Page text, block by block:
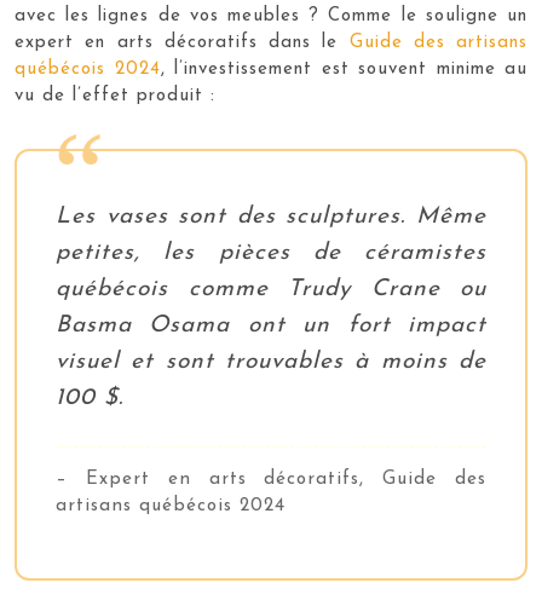
avec les lignes de vos meubles ? Comme le souligne un
expert en arts décoratifs dans le Guide des artisans
québécois 2024, l’investissement est souvent minime au
vu de l’effet produit :
Les vases sont des sculptures. Même
petites, les pièces de céramistes
québécois comme Trudy Crane ou
Basma Osama ont un fort impact
visuel et sont trouvables à moins de
100 $.
– Expert en arts décoratifs, Guide des
artisans québécois 2024